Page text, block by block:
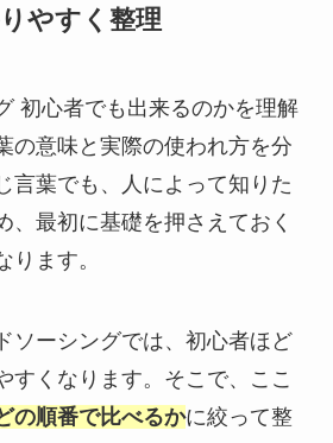
やすく整理
初心者でも出来るのかを理解
の意味と実際の使われ方を分
言葉でも、人によって知りた
、最初に基礎を押さえておく
ります。
ソーシングでは、初心者ほど
すくなります。そこで、ここ
の順番で比べるかに絞って整